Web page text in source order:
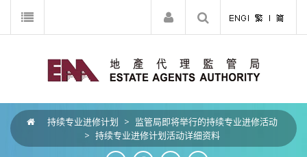
持续专业进修计划 > 监管局即将举行的持续专业进修活动
> 持续专业进修计划活动详细资料